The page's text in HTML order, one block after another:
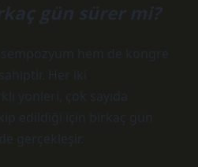
gün sürer mi?
sempozyum hem de kongre
Her iki
yönleri, çok sayıda
edildiği için birkaç gün
gerçekleşir.